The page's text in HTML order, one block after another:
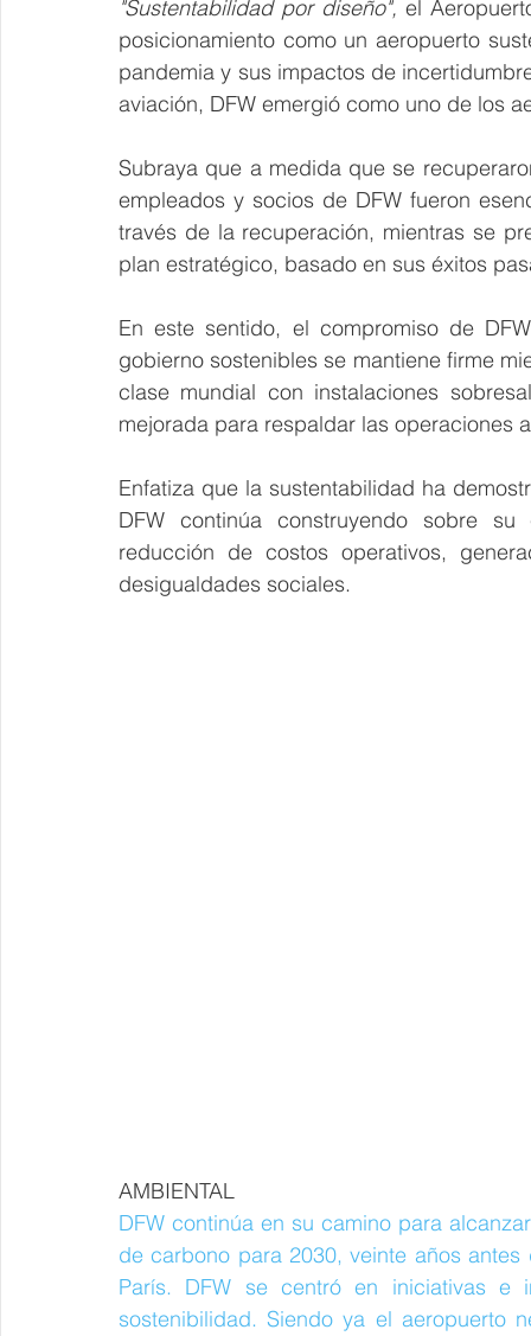
"Sustentabilidad por diseño", el
posicionamiento como un aeropuerto
pandemia y sus impactos de
aviación, DFW emergió como uno de los
Subraya que a medida que se
empleados y socios de DFW fueron
través de la recuperación, mientras se
plan estratégico, basado en sus éxitos
En este sentido, el compromiso de
gobierno sostenibles se mantiene firme
clase mundial con instalaciones
mejorada para respaldar las operaciones
Enfatiza que la sustentabilidad ha
DFW continúa construyendo sobre
reducción de costos operativos,
desigualdades sociales.
AMBIENTAL
DFW continúa en su camino para
de carbono para 2030, veinte años
París. DFW se centró en iniciativas e
sostenibilidad. Siendo ya el aeropuerto